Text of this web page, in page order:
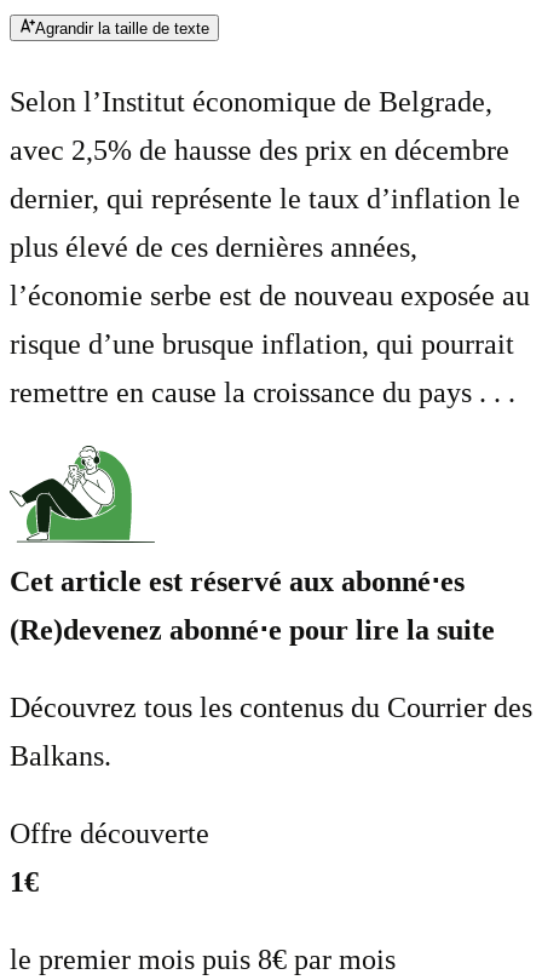
Agrandir la taille de texte
Selon l’Institut économique de Belgrade,
avec 2,5% de hausse des prix en décembre
dernier, qui représente le taux d’inflation le
plus élevé de ces dernières années,
l’économie serbe est de nouveau exposée au
risque d’une brusque inflation, qui pourrait
remettre en cause la croissance du pays . . .
Cet article est réservé aux abonné⋅es
(Re)devenez abonné⋅e pour lire la suite
Découvrez tous les contenus du Courrier des
Balkans.
Offre découverte
1€
le premier mois puis 8€ par mois